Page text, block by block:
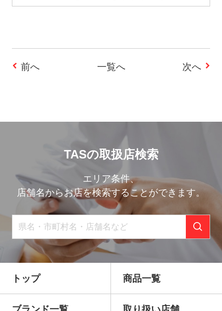
投
ー
シ
ョ
ン
前へ 一覧へ 次へ
TASの取扱店検索
エリア条件、
店舗名からお店を検索することができます。
トップ 商品一覧